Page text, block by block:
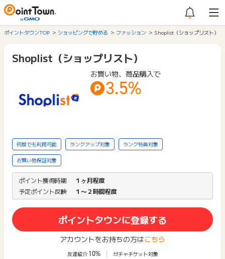
ポイントタウンTOP ショッピングで貯める ファッション Shoplist（ショップリスト）
Shoplist（ショップリスト）
お買い物、商品購入で
3.5%
何度でも利用可能 ランクアップ対象 ランク特典対象
お買い物保証対象
ポイント獲得時期
１ヶ月程度
予定ポイント反映
１〜２時間程度
ポイントタウンに登録する
アカウントをお持ちの方はこちら
友達紹介 10% ガチャチケット対象